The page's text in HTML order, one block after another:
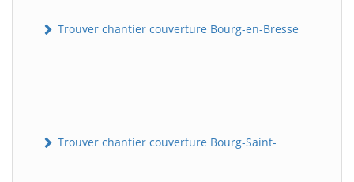
Trouver chantier couverture Bourg-en-Bresse
Trouver chantier couverture Bourg-Saint-